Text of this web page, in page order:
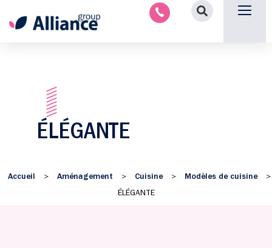
ÉLÉGANTE
Accueil > Aménagement > Cuisine > Modèles de cuisine >
ÉLÉGANTE